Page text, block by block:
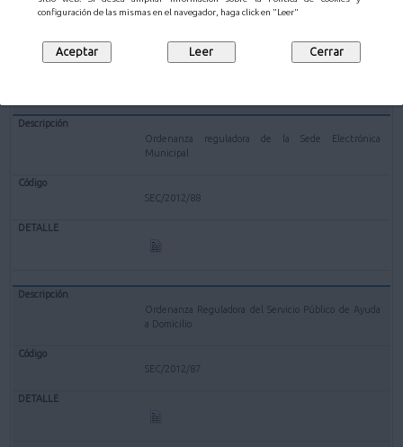
configuración de las mismas en el navegador, haga click en "Leer"
Ordenanza reguladora de la Sede Electrónica
Municipal
SEC/2012/88
Ordenanza Reguladora del Servicio Público de Ayuda
a Domicilio
SEC/2012/87